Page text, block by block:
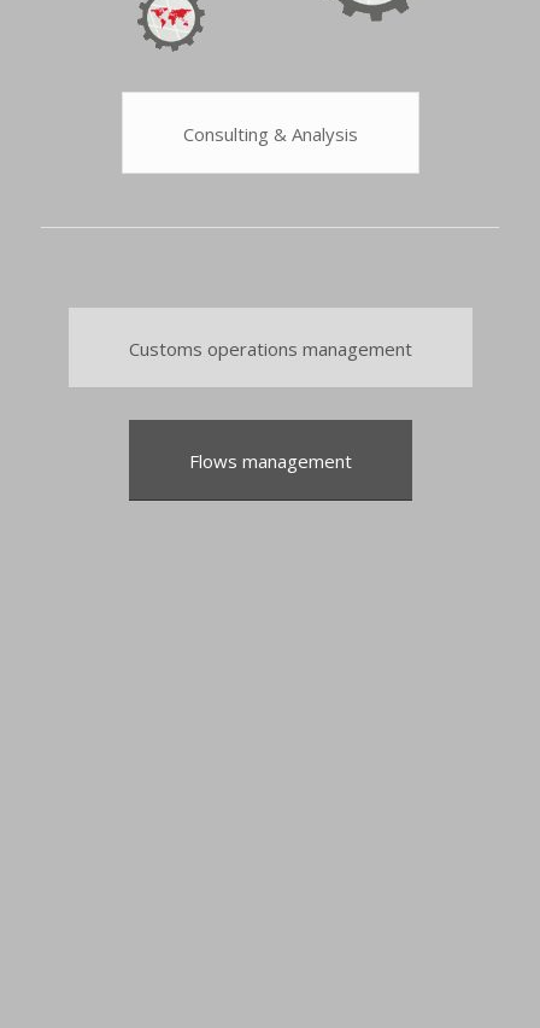
Consulting & Analysis
Customs operations management
Flows management